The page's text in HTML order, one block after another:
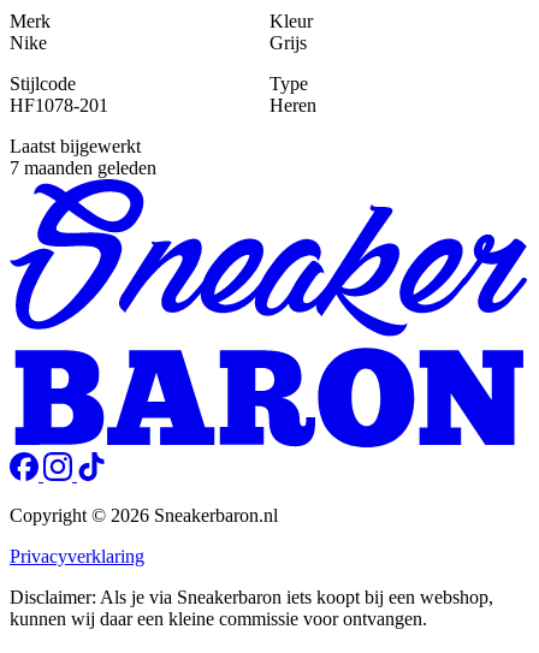
Merk
Nike
Kleur
Grijs
Stijlcode
HF1078-201
Type
Heren
Laatst bijgewerkt
7 maanden geleden
Copyright © 2026 Sneakerbaron.nl
Privacyverklaring
Disclaimer: Als je via Sneakerbaron iets koopt bij een webshop,
kunnen wij daar een kleine commissie voor ontvangen.